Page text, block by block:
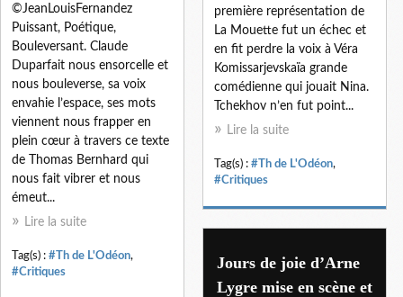
première représentation de
La Mouette fut un échec et
en fit perdre la voix à Véra
Komissarjevskaïa grande
comédienne qui jouait Nina.
Tchekhov n’en fut point...
Lire la suite
Tag(s) : #Th de L'Odéon,
#Critiques
©JeanLouisFernandez
Puissant, Poétique,
Bouleversant. Claude
Duparfait nous ensorcelle et
nous bouleverse, sa voix
envahie l’espace, ses mots
viennent nous frapper en
plein cœur à travers ce texte
de Thomas Bernhard qui
nous fait vibrer et nous
émeut...
Lire la suite
Tag(s) : #Th de L'Odéon,
#Critiques
Jours de joie d’Arne
Lygre mise en scène et